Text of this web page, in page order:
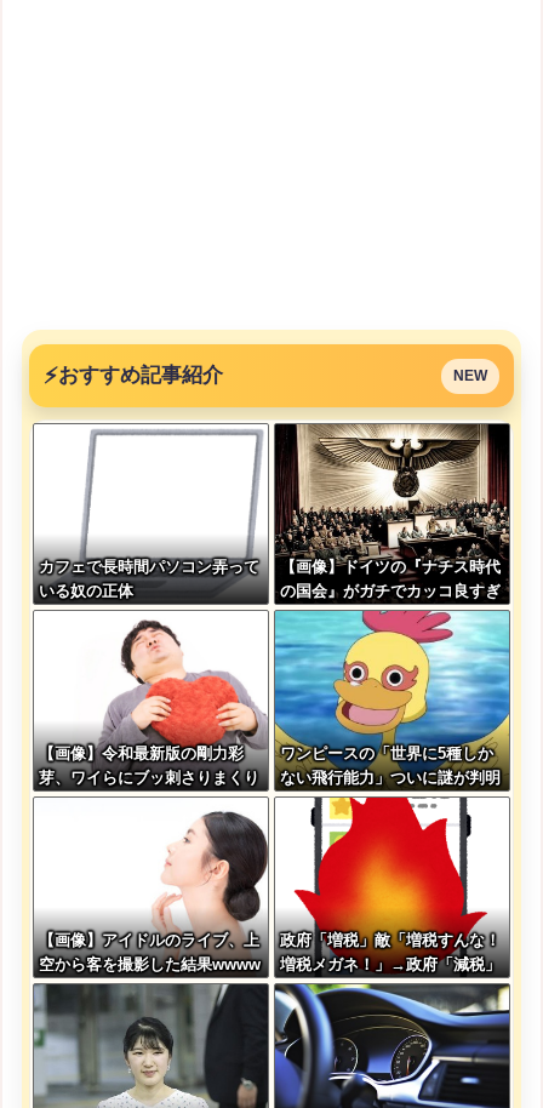
⚡おすすめ記事紹介 NEW
カフェで長時間パソコン弄って
いる奴の正体
【画像】ドイツの『ナチス時代
の国会』がガチでカッコ良すぎ
るwwwwwww
【画像】令和最新版の剛力彩
芽、ワイらにブッ刺さりまくり
と話題にw w w w w w w w w
ワンピースの「世界に5種しか
ない飛行能力」ついに謎が判明
するｗｗｗｗ
【画像】アイドルのライブ、上
空から客を撮影した結果wwww
www
政府「増税」敵「増税すんな！
増税メガネ！」→政府「減税」
敵「減税すんな！社会保障どう
なる！」